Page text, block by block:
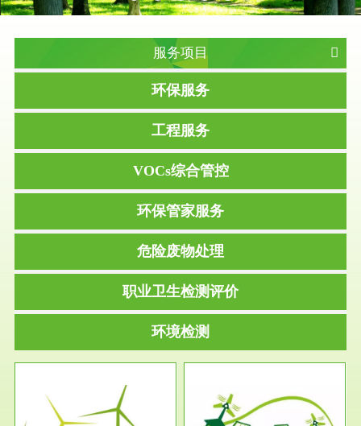
服务项目
环保服务
工程服务
VOCs综合管控
环保管家服务
危险废物处理
职业卫生检测评价
环境检测
服务范围